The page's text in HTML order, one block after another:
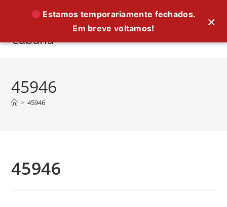
conteúdo
Cabana
45946
> 45946
45946
×
Estamos temporariamente fechados.
Em breve voltamos!